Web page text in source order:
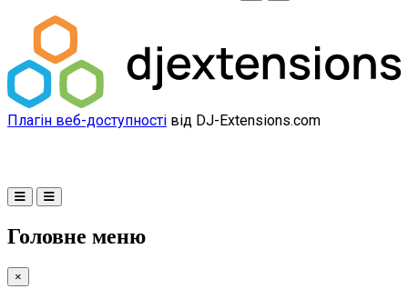
Плагін веб-доступності від DJ-Extensions.com
Головне меню
×